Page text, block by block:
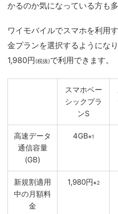
かるのか気になっている方も
ワイモバイルでスマホを利用
金プランを選択するようにな
1,980円 (税抜)で利用できます。
スマホベー
シックプラ
ンS
高速データ
通信容量
(GB)
4GB※1
新規割適用
中の月額料
金
1,980円※2